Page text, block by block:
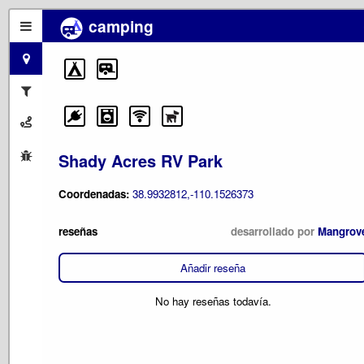
camping
Shady Acres RV Park
Coordenadas: 38.9932812,-110.1526373
reseñas desarrollado por
Añadir reseña
No hay reseñas todavía.